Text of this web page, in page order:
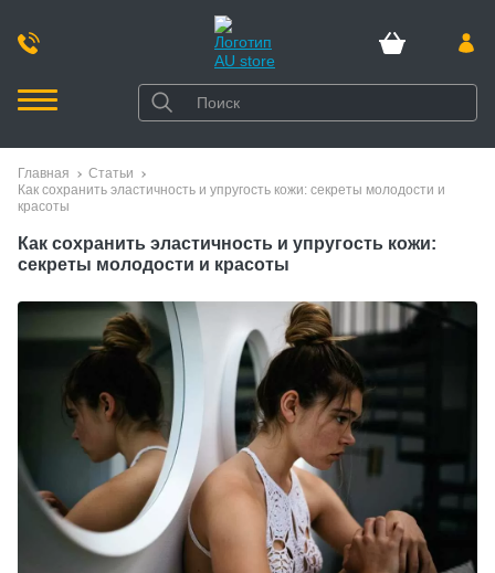
Главная
Статьи
Как сохранить эластичность и упругость кожи: секреты молодости и
красоты
Как сохранить эластичность и упругость кожи:
секреты молодости и красоты